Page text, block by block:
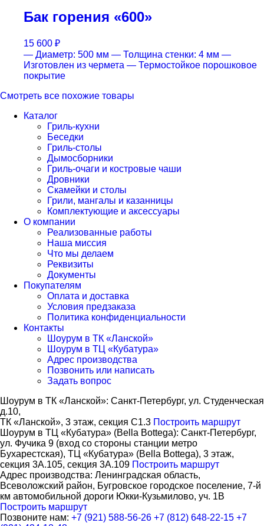
Бак горения «600»
15 600 ₽
— Диаметр: 500 мм — Толщина стенки: 4 мм —
Изготовлен из чермета — Термостойкое порошковое
покрытие
Смотреть все похожие товары
Каталог
Гриль-кухни
Беседки
Гриль-столы
Дымосборники
Гриль-очаги и костровые чаши
Дровники
Скамейки и столы
Грили, мангалы и казанницы
Комплектующие и аксессуары
О компании
Реализованные работы
Наша миссия
Что мы делаем
Реквизиты
Документы
Покупателям
Оплата и доставка
Условия предзаказа
Политика конфиденциальности
Контакты
Шоурум в ТК «Ланской»
Шоурум в ТЦ «Кубатура»
Адрес производства
Позвонить или написать
Задать вопрос
Шоурум в ТК «Ланской»: Cанкт-Петербург, ул. Студенческая
д.10,
ТК «Ланской», 3 этаж, секция C1.3 Построить маршрут
Шоурум в ТЦ «Кубатура» (Bella Bottega): Санкт-Петербург,
ул. Фучика 9 (вход со стороны станции метро
Бухарестская), ТЦ «Кубатура» (Bella Bottega), 3 этаж,
секция 3А.105, секция 3А.109 Построить маршрут
Адрес производства: Ленинградская область,
Всеволожский район, Бугровское городское поселение, 7-й
км автомобильной дороги Юкки-Кузьмилово, уч. 1В
Построить маршрут
Позвоните нам: +7 (921) 588-56-26 +7 (812) 648-22-15 +7